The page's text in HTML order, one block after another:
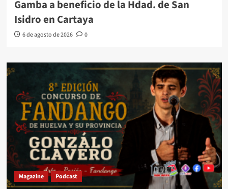
Gamba a beneficio de la Hdad. de San
Isidro en Cartaya
6 de agosto de 2026 0
Magazine Podcast